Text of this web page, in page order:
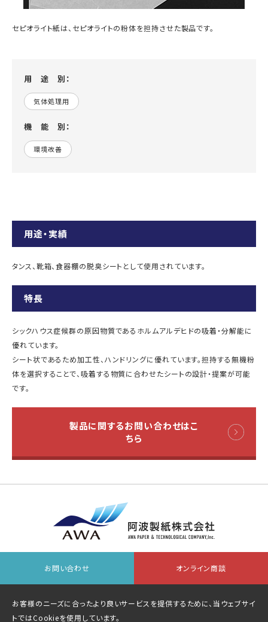
セピオライト紙は、セピオライトの粉体を担持させた製品です。
用 途 別：
気体処理用
機 能 別：
環境改善
用途・実績
タンス、靴箱、食器棚の脱臭シートとして使用されています。
特長
シックハウス症候群の原因物質であるホルムアルデヒドの吸着・分解能に
優れています。
シート状であるため加工性、ハンドリングに優れています。担持する無機粉
体を選択することで、吸着する物質に合わせたシートの設計・提案が可能
です。
製品に関するお問い合わせはこ
ちら
会社情報
オンライン商談
お問い合わせ オンライン商談
お客様のニーズに合ったより良いサービスを提供するために、当ウェブサイ
トではCookieを使用しています。